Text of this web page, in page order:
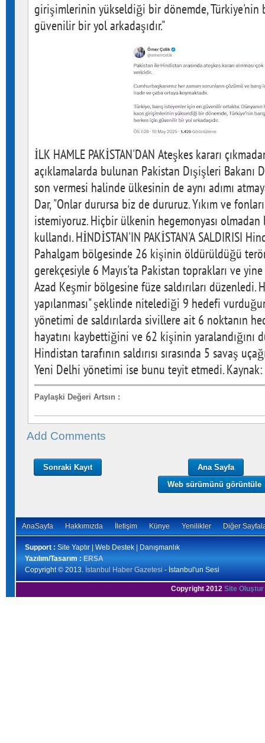
girişimlerinin yükseldiği bir dönemde, Türkiye'nin
güvenilir bir yol arkadaşıdır."
İLK HAMLE PAKİSTAN'DAN Ateşkes kararı
açıklamalarda bulunan Pakistan Dışişleri Bakanı
son vermesi halinde ülkesinin de aynı adımı
Dar, "Onlar durursa biz de dururuz. Yıkım ve
istemiyoruz. Hiçbir ülkenin hegemonyası
kullandı. HİNDİSTAN'IN PAKİSTAN'A SALDIRISI
Pahalgam bölgesinde 26 kişinin öldürüldüğü terör
gerekçesiyle 6 Mayıs'ta Pakistan toprakları ve
Azad Keşmir bölgesine füze saldırıları düzenledi.
yapılanması" şeklinde nitelediği 9 hedefi
yönetimi de saldırılarda sivillere ait 6 noktanın
hayatını kaybettiğini ve 62 kişinin yaralandığını
Hindistan tarafının saldırısı sırasında 5 savaş
Yeni Delhi yönetimi ise bunu teyit etmedi. Kaynak:
Paylaşki Değeri Artsın :
Add Comments
Sonraki Kayıt
Ana Sayfa
Web sürümünü görüntüle
AnaSayfa Hakkımızda İletişim Künye Yenilikler Diğer
Support : Site Yaptır | Web Destek | Danışmanlık
Yazılım/Tasarım : ERSA
Copyright © 2013. İstanbul Haber Gazetesi - İstanbul'un Sesi
Copyright 2012 Site Oluştur